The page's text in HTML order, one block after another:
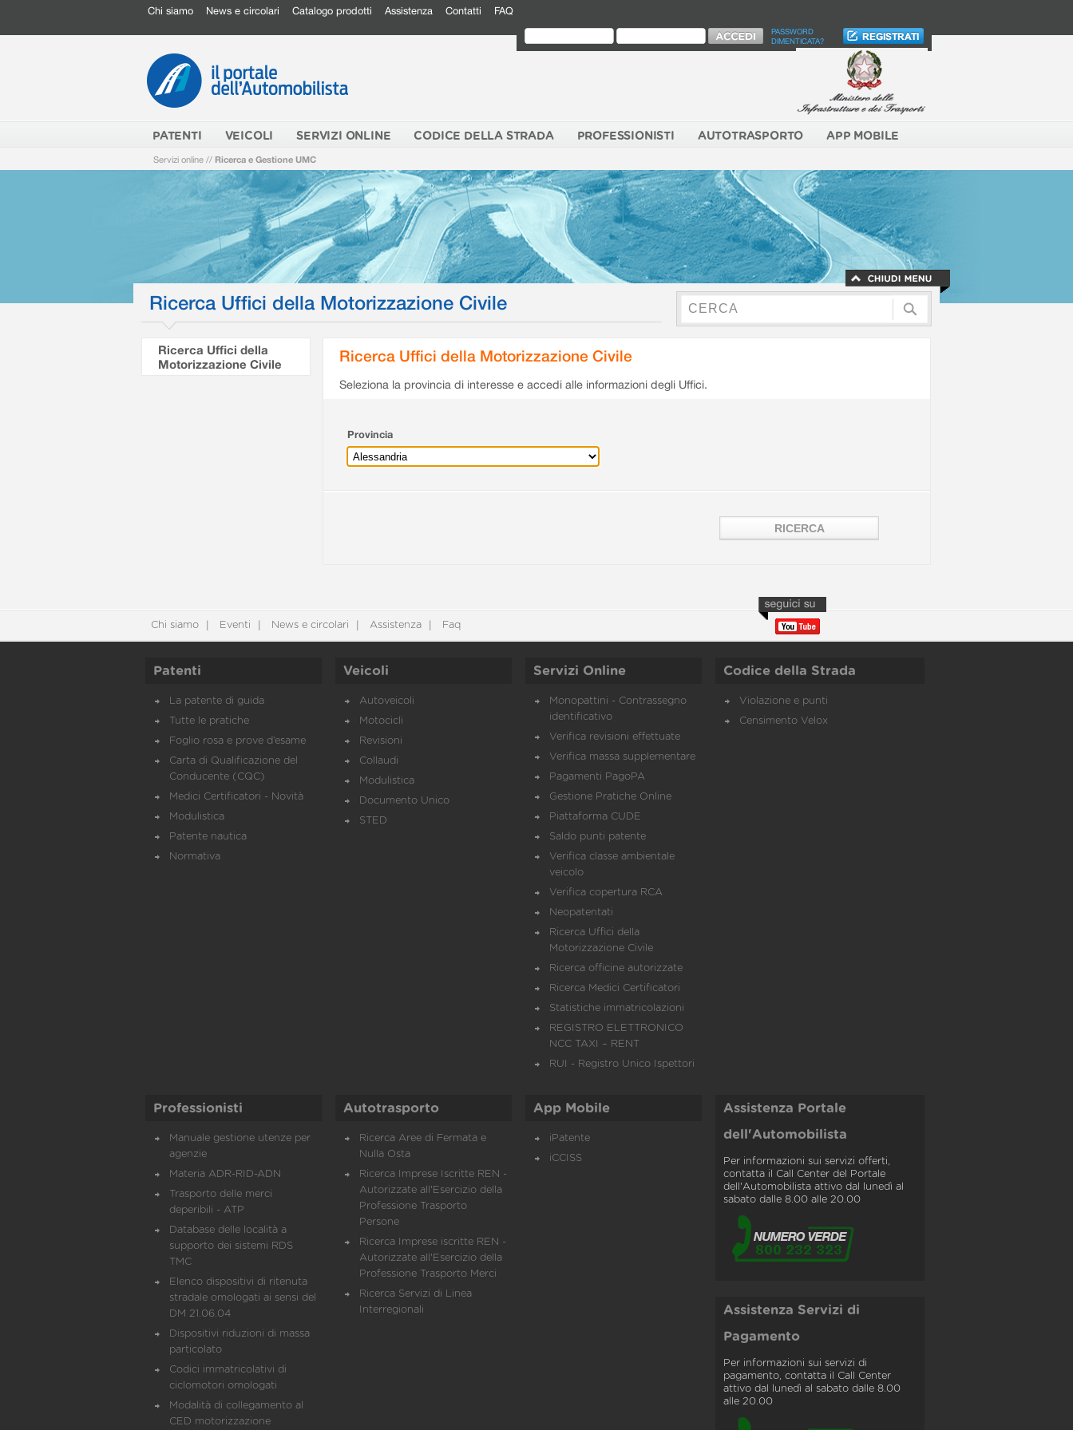
Chi siamo News e circolari Catalogo prodotti Assistenza Contatti FAQ
PASSWORD
DIMENTICATA?
PATENTI VEICOLI SERVIZI ONLINE CODICE DELLA STRADA PROFESSIONISTI AUTOTRASPORTO APP MOBILE
Servizi online // Ricerca e Gestione UMC
Ricerca Uffici della Motorizzazione Civile
Ricerca Uffici della
Motorizzazione Civile
Ricerca Uffici della Motorizzazione Civile
Seleziona la provincia di interesse e accedi alle informazioni degli Uffici.
Provincia
Chi siamo Eventi News e circolari Assistenza Faq
Patenti
La patente di guida
Tutte le pratiche
Foglio rosa e prove d’esame
Carta di Qualificazione del
Conducente (CQC)
Medici Certificatori - Novità
Modulistica
Patente nautica
Normativa
Veicoli
Autoveicoli
Motocicli
Revisioni
Collaudi
Modulistica
Documento Unico
STED
Servizi Online
Monopattini - Contrassegno
identificativo
Verifica revisioni effettuate
Verifica massa supplementare
Pagamenti PagoPA
Gestione Pratiche Online
Piattaforma CUDE
Saldo punti patente
Verifica classe ambientale
veicolo
Verifica copertura RCA
Neopatentati
Ricerca Uffici della
Motorizzazione Civile
Ricerca officine autorizzate
Ricerca Medici Certificatori
Statistiche immatricolazioni
REGISTRO ELETTRONICO
NCC TAXI – RENT
RUI - Registro Unico Ispettori
Codice della Strada
Violazione e punti
Censimento Velox
Professionisti
Manuale gestione utenze per
agenzie
Materia ADR-RID-ADN
Trasporto delle merci
deperibili - ATP
Database delle località a
supporto dei sistemi RDS
TMC
Elenco dispositivi di ritenuta
stradale omologati ai sensi del
DM 21.06.04
Dispositivi riduzioni di massa
particolato
Codici immatricolativi di
ciclomotori omologati
Modalità di collegamento al
CED motorizzazione
Autotrasporto
Ricerca Aree di Fermata e
Nulla Osta
Ricerca Imprese Iscritte REN -
Autorizzate all'Esercizio della
Professione Trasporto
Persone
Ricerca Imprese iscritte REN -
Autorizzate all'Esercizio della
Professione Trasporto Merci
Ricerca Servizi di Linea
Interregionali
App Mobile
iPatente
iCCISS
Assistenza Portale
dell'Automobilista
Per informazioni sui servizi offerti,
contatta il Call Center del Portale
dell'Automobilista attivo dal lunedì al
sabato dalle 8.00 alle 20.00
Assistenza Servizi di
Pagamento
Per informazioni sui servizi di
pagamento, contatta il Call Center
attivo dal lunedì al sabato dalle 8.00
alle 20.00